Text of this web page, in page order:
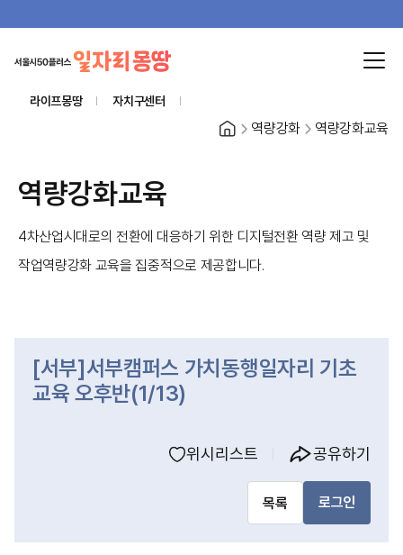
라이프몽땅 자치구센터
홈 역량강화 역량강화교육
역량강화교육
4차산업시대로의 전환에 대응하기 위한 디지털전환 역량 제고 및
작업역량강화 교육을 집중적으로 제공합니다.
[서부]서부캠퍼스 가치동행일자리 기초
교육 오후반(1/13)
위시리스트 공유하기
목록 로그인